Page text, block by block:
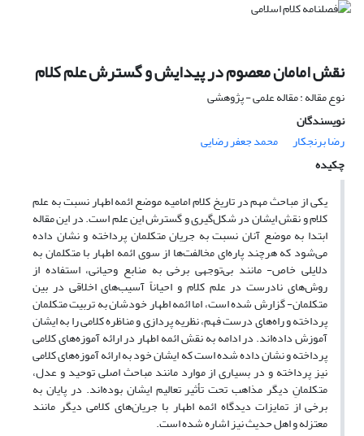
نقش امامان معصوم در پیدایش و گسترش علم کلام
نوع مقاله : مقاله علمی - پژوهشی
نویسندگان
رضا برنجکار
محمد جعفر رضایی
چکیده
یکی از مباحث مهم در تاریخ کلام امامیه موضع ائمه اطهار نسبت به علم
کلام و نقش ایشان در شکل‌گیری و گسترش این علم است. در این مقاله
ابتدا به موضع آنان نسبت به جریان متکلمان پرداخته و نشان داده
می‌شود که هرچند پاره‌ای مخالفت‌ها از سوی ائمه اطهار با متکلمان به
دلایلی خاص- مانند بی‌توجهی برخی به منابع وحیانی، استفاده از
روش‌های نادرست در علم کلام و احیاناً آسیب‌های اخلاقی در بین
متکلمان- گزارش شده است، اما ائمه اطهار خودشان به تربیت متکلمان
پرداخته و راه‌های درست فهم، نظریه پردازی و مناظره کلامی را به ایشان
آموزش داده‌‌اند. در ادامه به نقش ائمه اطهار در ارائه‌ آموزه‌های کلامی
پرداخته و نشان داده شده است که ایشان خود به ارائه آموزه‌های کلامی
نیز پرداخته و در بسیاری از موارد مانند مباحث اصلی توحید و عدل،
متکلمانِ دیگر مذاهب تحت تأثیر تعالیم ایشان بوده‌اند. در پایان به
برخی از تمایزات دیدگاه ائمه اطهار با جریان‌های کلامی دیگر مانند
معتزله و اهل حدیث نیز اشاره شده است.